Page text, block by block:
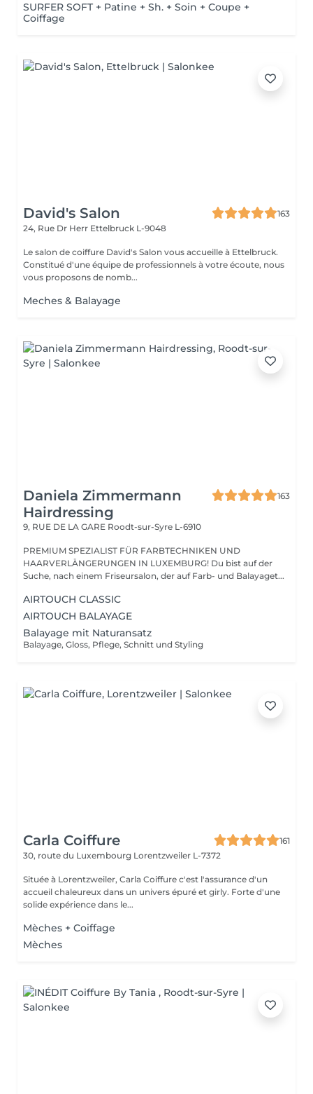
SURFER SOFT + Patine + Sh. + Soin + Coupe +
Coiffage
David's Salon
163
24, Rue Dr Herr Ettelbruck L-9048
Le salon de coiffure David's Salon vous accueille à Ettelbruck.
Constitué d'une équipe de professionnels à votre écoute, nous
vous proposons de nomb...
Meches & Balayage
Daniela Zimmermann
Hairdressing
163
9, RUE DE LA GARE Roodt-sur-Syre L-6910
PREMIUM SPEZIALIST FÜR FARBTECHNIKEN UND
HAARVERLÄNGERUNGEN IN LUXEMBURG! Du bist auf der
Suche, nach einem Friseursalon, der auf Farb- und Balayaget...
AIRTOUCH CLASSIC
AIRTOUCH BALAYAGE
Balayage mit Naturansatz
Balayage, Gloss, Pflege, Schnitt und Styling
Carla Coiffure
161
30, route du Luxembourg Lorentzweiler L-7372
Située à Lorentzweiler, Carla Coiffure c'est l'assurance d'un
accueil chaleureux dans un univers épuré et girly. Forte d'une
solide expérience dans le...
Mèches + Coiffage
Mèches